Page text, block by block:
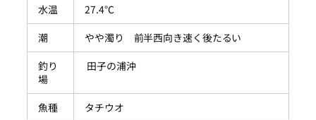
水温
27.4℃
潮
やや濁り 前半西向き速く後たるい
釣り
場
田子の浦沖
魚種
タチウオ